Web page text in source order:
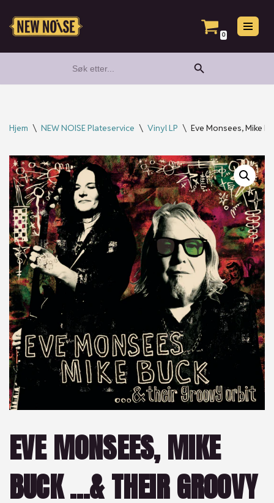
Hopp
0
for:
Search Button
Hjem \ NEW NOISE Plateservice \ Vinyl LP \ Eve Monsees, Mike
EVE MONSEES, MIKE
BUCK …& THEIR GROOVY